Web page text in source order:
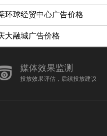
环球经贸中心广告价格
大融城广告价格
媒体效果监测
投放效果评估，后续投放建议